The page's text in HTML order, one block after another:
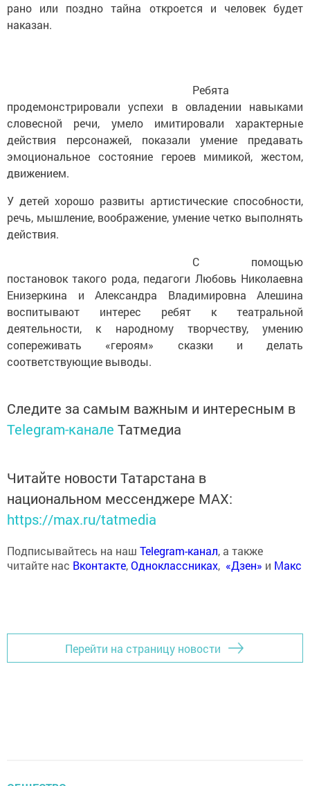
рано или поздно тайна откроется и человек будет
наказан.
Ребята
продемонстрировали успехи в овладении навыками
словесной речи, умело имитировали характерные
действия персонажей, показали умение предавать
эмоциональное состояние героев мимикой, жестом,
движением.
У детей хорошо развиты артистические способности,
речь, мышление, воображение, умение четко выполнять
действия.
С помощью
постановок такого рода, педагоги Любовь Николаевна
Енизеркина и Александра Владимировна Алешина
воспитывают интерес ребят к театральной
деятельности, к народному творчеству, умению
сопереживать «героям» сказки и делать
соответствующие выводы.
Следите за самым важным и интересным в
Telegram-канале Татмедиа
Читайте новости Татарстана в
национальном мессенджере MАХ:
https://max.ru/tatmedia
Подписывайтесь на наш Telegram-канал, а также
читайте нас Вконтакте,Одноклассниках, «Дзен» и Макс
Перейти на страницу новости